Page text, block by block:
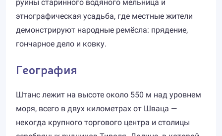
руины старинного водяного мельница и
этнографическая усадьба, где местные жители
демонстрируют народные ремёсла: прядение,
гончарное дело и ковку.
География
Штанс лежит на высоте около 550 м над уровнем
моря, всего в двух километрах от Шваца —
некогда крупного торгового центра и столицы